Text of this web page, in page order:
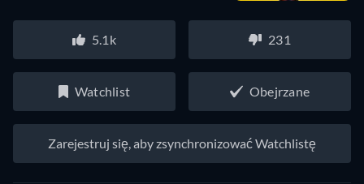
5.1k 231
Watchlist Obejrzane
Zarejestruj się, aby zsynchronizować Watchlistę